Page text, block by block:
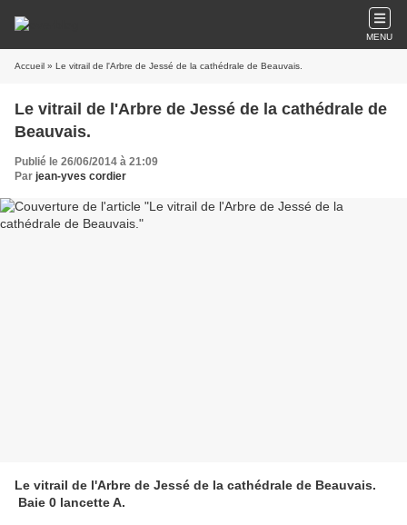
MENU
Accueil » Le vitrail de l'Arbre de Jessé de la cathédrale de Beauvais.
Le vitrail de l'Arbre de Jessé de la cathédrale de
Beauvais.
Publié le 26/06/2014 à 21:09
Par jean-yves cordier
Le vitrail de l'Arbre de Jessé de la cathédrale de Beauvais.
Baie 0 lancette A.